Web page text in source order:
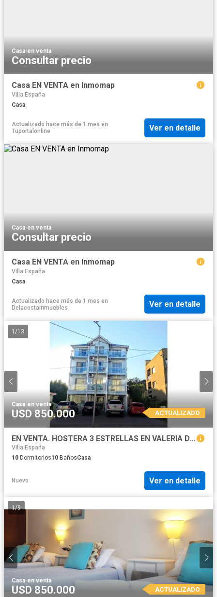
Casa·en venta
Consultar precio
Casa EN VENTA en Inmomap
Villa España
Casa
Actualizado hace más de 1 mes en
Tuportalonline
Ver en detalle
Casa·en venta
Consultar precio
Casa EN VENTA en Inmomap
Villa España
Casa
Actualizado hace más de 1 mes en
Delacostainmuebles
Ver en detalle
1 /13
Casa·en venta
USD 850.000 ACTUALIZADO
EN VENTA. HOSTERA 3 ESTRELLAS EN VALERIA DEL MAR. PARTIDO DE PINAMAR
Villa España
10 Dormitorios10 BañosCasa
Nuevo Ver en detalle
1/9
Casa·en venta
USD 850.000 ACTUALIZADO